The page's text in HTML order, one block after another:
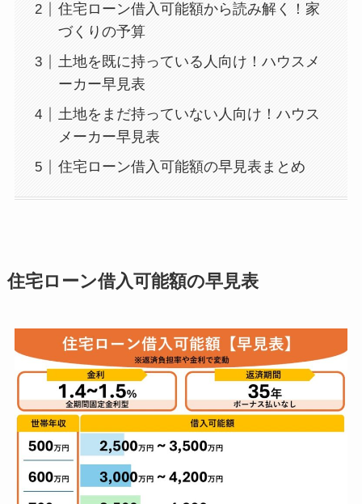
住宅ローン借入可能額から読み解く！家
づくりの予算
土地を既に持っている人向け！ハウスメ
ーカー早見表
土地をまだ持っていない人向け！ハウス
メーカー早見表
住宅ローン借入可能額の早見表まとめ
住宅ローン借入可能額の早見表